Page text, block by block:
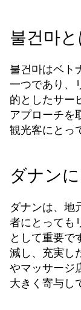
불건마
불건마はベト
一つであり、
的としたサー
アプローチを
観光客にとっ
ダナン
ダナンは、地
者にとっても
として重要で
減し、充実し
やマッサージ
大きく寄与し